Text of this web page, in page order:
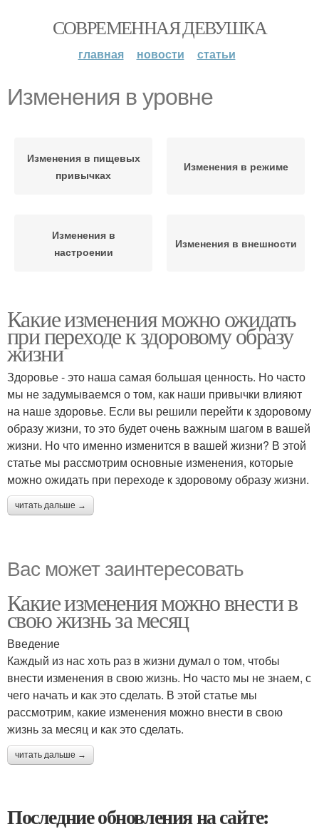
СОВРЕМЕННАЯ ДЕВУШКА
главная новости статьи
Изменения в уровне
Изменения в пищевых
привычках
Изменения в режиме
Изменения в
настроении
Изменения в внешности
Какие изменения можно ожидать
при переходе к здоровому образу
жизни
Здоровье - это наша самая большая ценность. Но часто
мы не задумываемся о том, как наши привычки влияют
на наше здоровье. Если вы решили перейти к здоровому
образу жизни, то это будет очень важным шагом в вашей
жизни. Но что именно изменится в вашей жизни? В этой
статье мы рассмотрим основные изменения, которые
можно ожидать при переходе к здоровому образу жизни.
читать дальше →
Вас может заинтересовать
Какие изменения можно внести в
свою жизнь за месяц
Введение
Каждый из нас хоть раз в жизни думал о том, чтобы
внести изменения в свою жизнь. Но часто мы не знаем, с
чего начать и как это сделать. В этой статье мы
рассмотрим, какие изменения можно внести в свою
жизнь за месяц и как это сделать.
читать дальше →
Последние обновления на сайте: